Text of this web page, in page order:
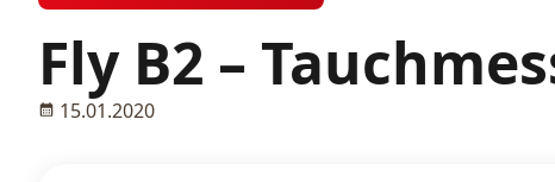
Fly B2 –
15.01.2020